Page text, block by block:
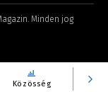
Közösség
Minden jog